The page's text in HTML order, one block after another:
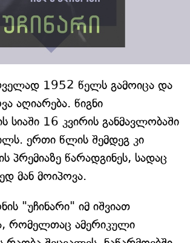
1952 წელს გამოიცა და
აღიარება. წიგნი
სიაში 16 კვირის განმავლობაში
ერთი წლის შემდეგ კი
პრემიაზე წარადგინეს, სადაც
მან მოიპოვა.
"უჩინარი" იმ იშვიათ
რომელთაც ამერიკული